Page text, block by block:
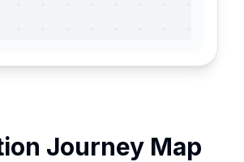
Journey Map